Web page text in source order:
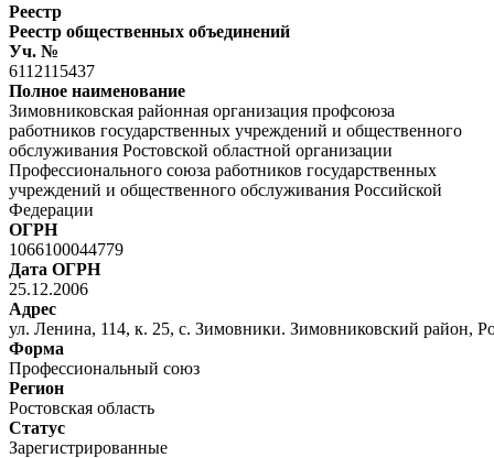
Реестр
Реестр общественных объединений
Уч. №
6112115437
Полное наименование
Зимовниковская районная организация профсоюза
работников государственных учреждений и общественного
обслуживания Ростовской областной организации
Профессионального союза работников государственных
учреждений и общественного обслуживания Российской
Федерации
ОГРН
1066100044779
Дата ОГРН
25.12.2006
Адрес
ул. Ленина, 114, к. 25, с. Зимовники. Зимовниковский район,
Форма
Профессиональный союз
Регион
Ростовская область
Статус
Зарегистрированные